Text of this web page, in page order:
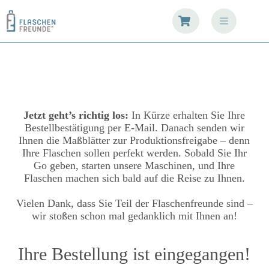
Inhalt
springen
Ihre Bestellung ist eingegangen!
Jetzt geht’s richtig los: In Kürze erhalten Sie Ihre
Bestellbestätigung per E-Mail. Danach senden wir
Ihnen die Maßblätter zur Produktionsfreigabe – denn
Ihre Flaschen sollen perfekt werden. Sobald Sie Ihr
Go geben, starten unsere Maschinen, und Ihre
Flaschen machen sich bald auf die Reise zu Ihnen.
Vielen Dank, dass Sie Teil der Flaschenfreunde sind –
wir stoßen schon mal gedanklich mit Ihnen an!